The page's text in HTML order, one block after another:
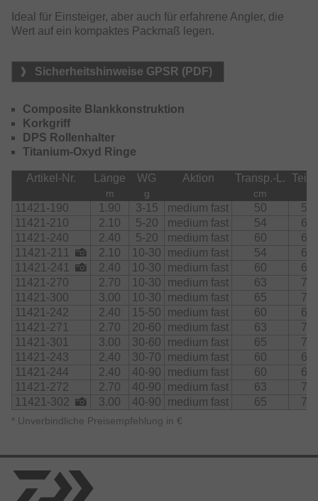
Ideal für Einsteiger, aber auch für erfahrene Angler, die
Wert auf ein kompaktes Packmaß legen.
Sicherheitshinweise GPSR (PDF)
Composite Blankkonstruktion
Korkgriff
DPS Rollenhalter
Titanium-Oxyd Ringe
Artikel-Nr. Länge WG Aktion Transp.-L. Teile
m g cm
11421-190 1.90 3-15 medium fast 50
5
11421-210
2.10 5-20 medium fast 54
6
11421-240
2.40 5-20 medium fast 60
6
11421-211
2.10 10-30 medium fast 54
6
11421-241
2.40 10-30 medium fast 60
6
11421-270
2.70 10-30 medium fast 63
7
11421-300
3.00 10-30 medium fast 65
7
11421-242
2.40 15-50 medium fast 60
6
11421-271
2.70 20-60 medium fast 63
7
11421-301
3.00 30-60 medium fast 65
7
11421-243
2.40 30-70 medium fast 60
6
11421-244
2.40 40-90 medium fast 60
6
11421-272
2.70 40-90 medium fast 63
7
11421-302
3.00 40-90 medium fast 65 7
* Unverbindliche Preisempfehlung in €